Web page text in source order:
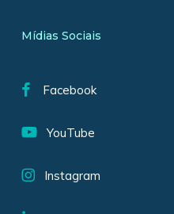
Mídias Sociais
Facebook
YouTube
Instagram